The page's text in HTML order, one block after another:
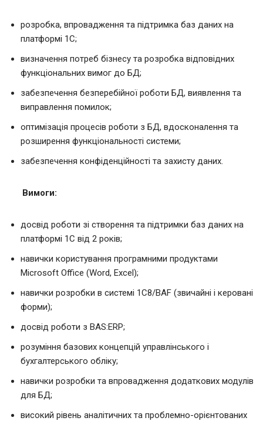
розробка, впровадження та підтримка баз даних на
платформі 1С;
визначення потреб бізнесу та розробка відповідних
функціональних вимог до БД;
забезпечення безперебійної роботи БД, виявлення та
виправлення помилок;
оптимізація процесів роботи з БД, вдосконалення та
розширення функціональності системи;
забезпечення конфіденційності та захисту даних.
Вимоги:
досвід роботи зі створення та підтримки баз даних на
платформі 1С від 2 років;
навички користування програмними продуктами
Microsoft Office (Word, Excel);
навички розробки в системі 1С8/BAF (звичайні і керовані
форми);
досвід роботи з BAS:ERP;
розуміння базових концепцій управлінського і
бухгалтерського обліку;
навички розробки та впровадження додаткових модулів
для БД;
високий рівень аналітичних та проблемно-орієнтованих